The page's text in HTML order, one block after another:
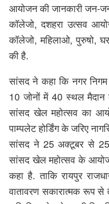
आयोजन की जानकारी जन-
कॉलेजो, दशहरा उत्सव
कॉलेजो, महिलाओ, पुरुषो,
की है.
सांसद ने कहा कि नगर
10 जोनों में 40 स्थल
सांसद खेल महोत्सव का
पाम्पलेट होर्डिंग के जरिए
सांसद ने 25 अक्टूबर से
सांसद खेल महोत्सव के
कहा है. ताकि रायपुर
वातावरण सकारात्मक रूप